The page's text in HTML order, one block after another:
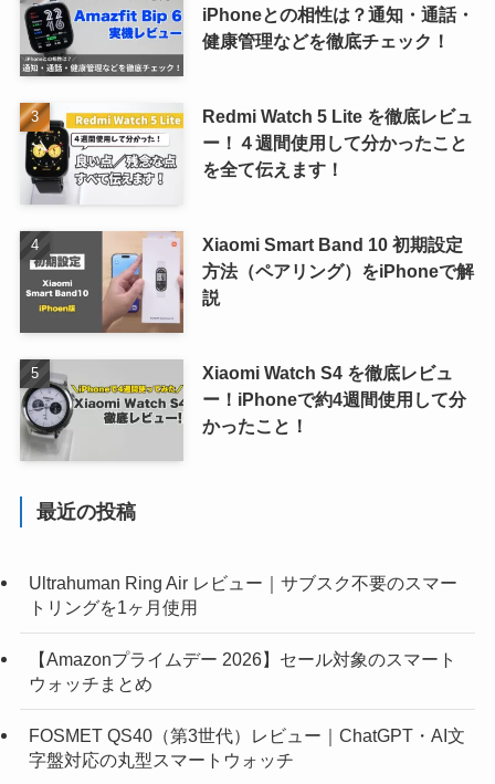
iPhoneとの相性は？通知・通話・
健康管理などを徹底チェック！
Redmi Watch 5 Lite を徹底レビュ
ー！４週間使用して分かったこと
を全て伝えます！
Xiaomi Smart Band 10 初期設定
方法（ペアリング）をiPhoneで解
説
Xiaomi Watch S4 を徹底レビュ
ー！iPhoneで約4週間使用して分
かったこと！
最近の投稿
Ultrahuman Ring Air レビュー｜サブスク不要のスマー
トリングを1ヶ月使用
【Amazonプライムデー 2026】セール対象のスマート
ウォッチまとめ
FOSMET QS40（第3世代）レビュー｜ChatGPT・AI文
字盤対応の丸型スマートウォッチ